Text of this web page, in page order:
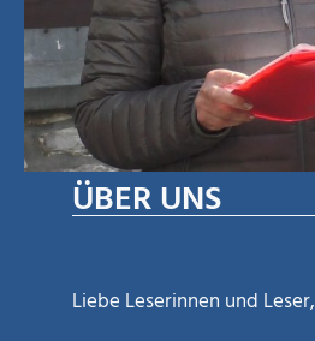
ÜBER UNS
Liebe Leserinnen und Leser,